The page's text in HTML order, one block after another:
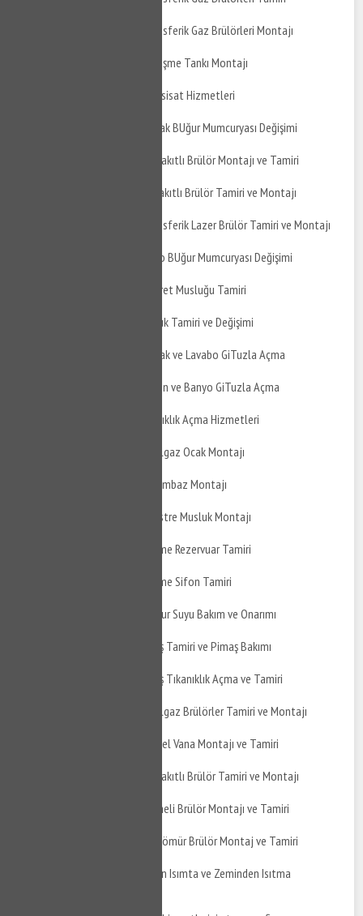
Kestel Kozluören Atmosferik Gaz Brülörleri Montajı
Kestel Kozluören Genleşme Tankı Montajı
Kestel Kozluören Su Tesisat Hizmetleri
Kestel Kozluören Mutfak BUğur Mumcuryası Değişimi
Kestel Kozluören Gaz Yakıtlı Brülör Montajı ve Tamiri
Kestel Kozluören Sıvı Yakıtlı Brülör Tamiri ve Montajı
Kestel Kozluören Atmosferik Lazer Brülör Tamiri ve Montajı
Kestel Kozluören Banyo BUğur Mumcuryası Değişimi
Kestel Kozluören Taharet Musluğu Tamiri
Kestel Kozluören Musluk Tamiri ve Değişimi
Kestel Kozluören Mutfak ve Lavabo GiTuzla Açma
Kestel Kozluören Balkon ve Banyo GiTuzla Açma
Kestel Kozluören Tıkanıklık Açma Hizmetleri
Kestel Kozluören Doğalgaz Ocak Montajı
Kestel Kozluören Davlumbaz Montajı
Kestel Kozluören Ankastre Musluk Montajı
Kestel Kozluören Gömme Rezervuar Tamiri
Kestel Kozluören Gömme Sifon Tamiri
Kestel Kozluören Yağmur Suyu Bakım ve Onarımı
Kestel Kozluören Pimaş Tamiri ve Pimaş Bakımı
Kestel Kozluören Pimaş Tıkanıklık Açma ve Tamiri
Kestel Kozluören Doğalgaz Brülörler Tamiri ve Montajı
Kestel Kozluören Küresel Vana Montajı ve Tamiri
Kestel Kozluören Çift Yakıtlı Brülör Tamiri ve Montajı
Kestel Kozluören Üflemeli Brülör Montajı ve Tamiri
Kestel Kozluören Toz Kömür Brülör Montaj ve Tamiri
Kestel Kozluören Yerden Isımta ve Zeminden Isıtma